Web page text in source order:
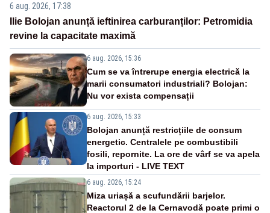
6 aug. 2026, 17:38
Ilie Bolojan anunță ieftinirea carburanților: Petromidia
revine la capacitate maximă
6 aug. 2026, 15:36
Cum se va întrerupe energia electrică la
marii consumatori industriali? Bolojan:
Nu vor exista compensații
6 aug. 2026, 15:33
Bolojan anunță restricțiile de consum
energetic. Centralele pe combustibili
fosili, repornite. La ore de vârf se va apela
la importuri - LIVE TEXT
6 aug. 2026, 15:24
Miza uriașă a scufundării barjelor.
Reactorul 2 de la Cernavodă poate primi o